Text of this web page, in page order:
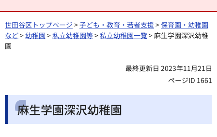
世田谷区トップページ >子ども・教育・若者支援>保育園・幼稚園
など>幼稚園 >私立幼稚園等>私立幼稚園一覧> 麻生学園深沢幼稚
園
最終更新日 2023年11月21日
ページID 1661
麻生学園深沢幼稚園